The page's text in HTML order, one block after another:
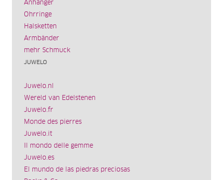
Anhänger
Ohrringe
Halsketten
Armbänder
mehr Schmuck
JUWELO
Juwelo.nl
Wereld van Edelstenen
Juwelo.fr
Monde des pierres
Juwelo.it
Il mondo delle gemme
Juwelo.es
El mundo de las piedras preciosas